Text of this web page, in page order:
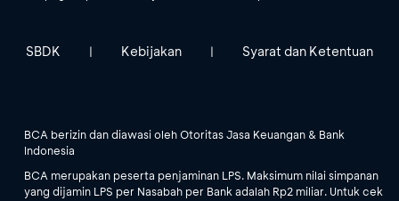
SBDK | Kebijakan | Syarat dan Ketentuan
BCA berizin dan diawasi oleh Otoritas Jasa Keuangan & Bank
Indonesia
BCA merupakan peserta penjaminan LPS. Maksimum nilai simpanan
yang dijamin LPS per Nasabah per Bank adalah Rp2 miliar. Untuk cek